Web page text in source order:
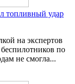
топливный удар
на экспертов
по
не смогла...